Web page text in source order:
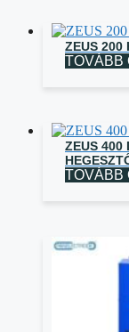
ZEUS 200
TOVÁBB
ZEUS 400
TOVÁBB